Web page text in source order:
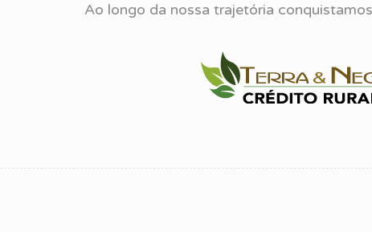
Ao longo da nossa trajetória